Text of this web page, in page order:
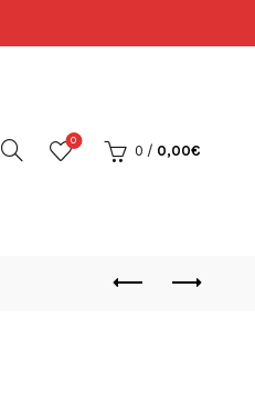
0
0 / 0,00€